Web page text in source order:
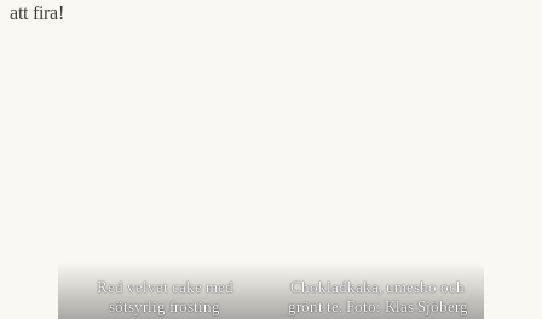
att fira!
Red velvet cake med
sötsyrlig frosting
Chokladkaka, umesho och
grönt te. Foto: Klas Sjöberg